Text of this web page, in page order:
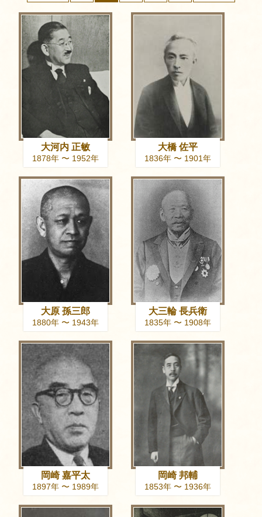
大河内 正敏
1878年 〜 1952年
大橋 佐平
1836年 〜 1901年
大原 孫三郎
1880年 〜 1943年
大三輪 長兵衛
1835年 〜 1908年
岡崎 嘉平太
1897年 〜 1989年
岡崎 邦輔
1853年 〜 1936年